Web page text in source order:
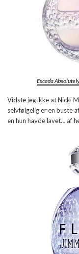
Escada
Vidste jeg ikke at Nicki
selvfølgelig er en buste
en hun havde lavet… af